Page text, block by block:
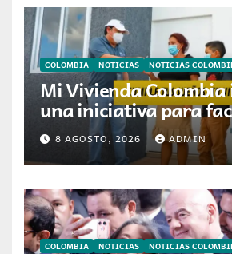
COLOMBIA NOTICIAS NOTICIAS
Mi Vivienda
una iniciativa para
acceso a la vivienda
colombianas
8 AGOSTO, 2026 ADMIN
COLOMBIA NOTICIAS NOTICIAS